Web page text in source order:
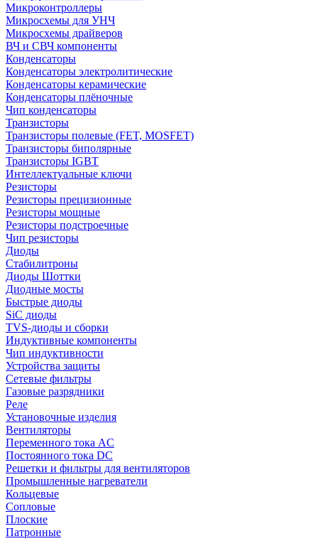
Микроконтроллеры
Микросхемы для УНЧ
Микросхемы драйверов
ВЧ и СВЧ компоненты
Конденсаторы
Конденсаторы электролитические
Конденсаторы керамические
Конденсаторы плёночные
Чип конденсаторы
Транзисторы
Транзисторы полевые (FET, MOSFET)
Транзисторы биполярные
Транзисторы IGBT
Интеллектуальные ключи
Резисторы
Резисторы прецизионные
Резисторы мощные
Резисторы подстроечные
Чип резисторы
Диоды
Стабилитроны
Диоды Шоттки
Диодные мосты
Быстрые диоды
SiC диоды
TVS-диоды и сборки
Индуктивные компоненты
Чип индуктивности
Устройства защиты
Сетевые фильтры
Газовые разрядники
Реле
Установочные изделия
Вентиляторы
Переменного тока AC
Постоянного тока DC
Решетки и фильтры для вентиляторов
Промышленные нагреватели
Кольцевые
Сопловые
Плоские
Патронные